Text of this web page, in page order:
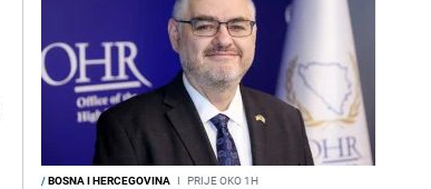
/BOSNA I HERCEGOVINA I PRIJE OKO 1H